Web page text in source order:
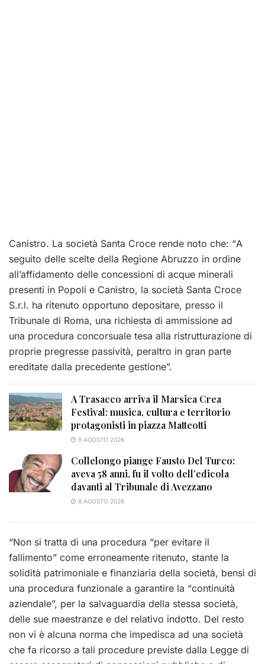
Canistro. La società Santa Croce rende noto che: “A
seguito delle scelte della Regione Abruzzo in ordine
all’affidamento delle concessioni di acque minerali
presenti in Popoli e Canistro, la società Santa Croce
S.r.l. ha ritenuto opportuno depositare, presso il
Tribunale di Roma, una richiesta di ammissione ad
una procedura concorsuale tesa alla ristrutturazione di
proprie pregresse passività, peraltro in gran parte
ereditate dalla precedente gestione”.
A Trasacco arriva il Marsica Crea
Festival: musica, cultura e territorio
protagonisti in piazza Matteotti
8 AGOSTO 2026
Collelongo piange Fausto Del Turco:
aveva 58 anni, fu il volto dell’edicola
davanti al Tribunale di Avezzano
8 AGOSTO 2026
“Non si tratta di una procedura “per evitare il
fallimento” come erroneamente ritenuto, stante la
solidità patrimoniale e finanziaria della società, bensì di
una procedura funzionale a garantire la “continuità
aziendale”, per la salvaguardia della stessa società,
delle sue maestranze e del relativo indotto. Del resto
non vi è alcuna norma che impedisca ad una società
che fa ricorso a tali procedure previste dalla Legge di